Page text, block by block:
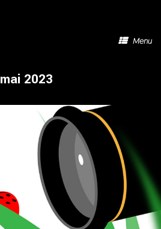
Menu
mai 2023